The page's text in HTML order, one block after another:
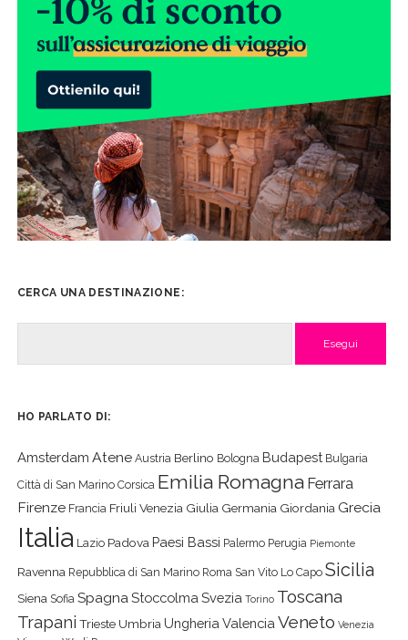
CERCA UNA DESTINAZIONE:
HO PARLATO DI:
Amsterdam Atene Austria Berlino Bologna Budapest Bulgaria
Città di San Marino Corsica Emilia Romagna Ferrara
Firenze Francia Friuli Venezia Giulia Germania Giordania Grecia
Italia Lazio Padova Paesi Bassi Palermo Perugia Piemonte
Ravenna Repubblica di San Marino Roma San Vito Lo Capo Sicilia
Siena Sofia SpagnaStoccolma Svezia Torino Toscana
Trapani Trieste Umbria Ungheria Valencia Veneto Venezia